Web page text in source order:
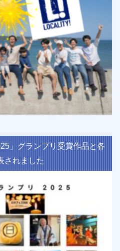
」グランプリ受賞作品と各
されました